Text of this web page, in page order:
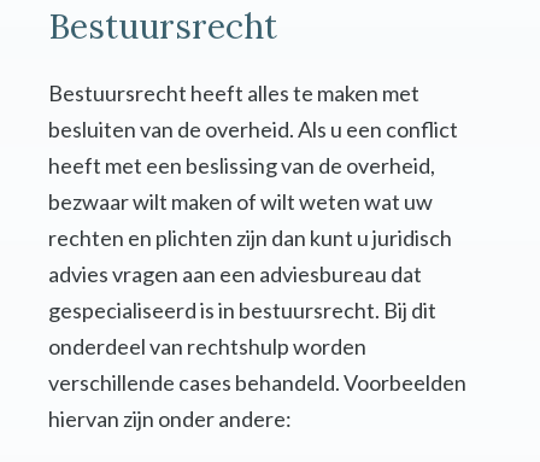
Bestuursrecht
Bestuursrecht heeft alles te maken met
besluiten van de overheid. Als u een conflict
heeft met een beslissing van de overheid,
bezwaar wilt maken of wilt weten wat uw
rechten en plichten zijn dan kunt u juridisch
advies vragen aan een adviesbureau dat
gespecialiseerd is in bestuursrecht. Bij dit
onderdeel van rechtshulp worden
verschillende cases behandeld. Voorbeelden
hiervan zijn onder andere: